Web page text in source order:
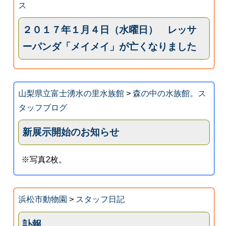
ス
２０１７年１月４日（水曜日） レッサ
ーパンダ「メイメイ」が亡くなりました
山梨県立富士湧水の里水族館> 森の中の水族館。ス
タッフブログ
新展示開始のお知らせ
※写真2枚。
浜松市動物園 > スタッフ日記